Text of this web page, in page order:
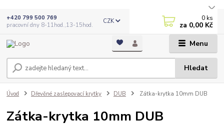
Menu
CZK
Hledat
+420 799 500 769
pracovní dny 8-11hod.,13-15hod.
0 ks
za 0,00 Kč
Úvod Dřevěné zaslepovací krytky DUB Zátka-krytka 10mm DUB
Zátka-krytka 10mm DUB